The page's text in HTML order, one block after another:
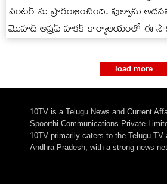
సెంటర్ ను ప్రారంభించింది. పుల్వామ
మొహద్ అష్రఫ్ హకక్ కార్యాలయంలో ఈ
load more
10TV is a Telugu News and Current
Spoorthi Communications Private
10TV primarily caters to the Telugu TV
Andhra Pradesh, with a strong news